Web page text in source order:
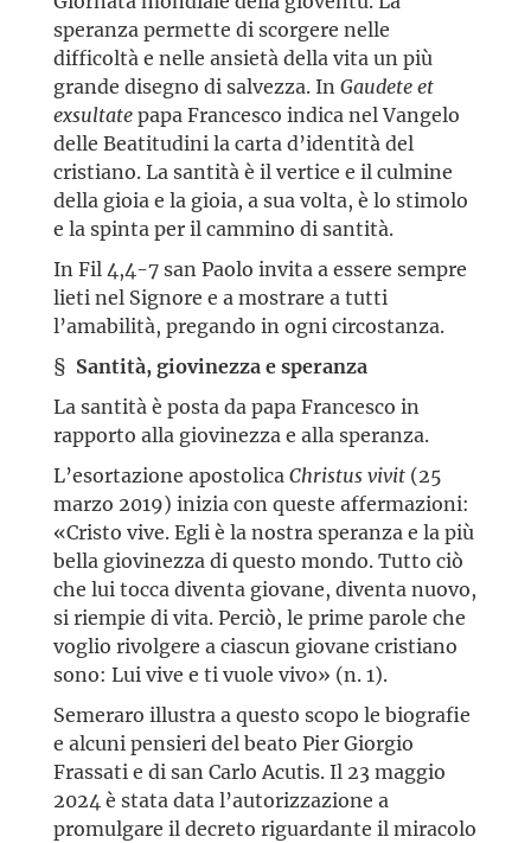
speranza permette di scorgere nelle
difficoltà e nelle ansietà della vita un più
grande disegno di salvezza. InGaudete et
exsultatepapa Francesco indica nel Vangelo
delle Beatitudini la carta d’identità del
cristiano. La santità è il vertice e il culmine
della gioia e la gioia, a sua volta, è lo stimolo
e la spinta per il cammino di santità.
In Fil 4,4-7 san Paolo invita a essere sempre
lieti nel Signore e a mostrare a tutti
l’amabilità, pregando in ogni circostanza.
§ Santità, giovinezza e speranza
La santità è posta da papa Francesco in
rapporto alla giovinezza e alla speranza.
L’esortazione apostolicaChristus vivit (25
marzo 2019) inizia con queste affermazioni:
«Cristo vive. Egli è la nostra speranza e la più
bella giovinezza di questo mondo. Tutto ciò
che lui tocca diventa giovane, diventa nuovo,
si riempie di vita. Perciò, le prime parole che
voglio rivolgere a ciascun giovane cristiano
sono: Lui vive e ti vuole vivo» (n. 1).
Semeraro illustra a questo scopo le biografie
e alcuni pensieri del beato Pier Giorgio
Frassati e di san Carlo Acutis. Il 23 maggio
2024 è stata data l’autorizzazione a
promulgare il decreto riguardante il miracolo